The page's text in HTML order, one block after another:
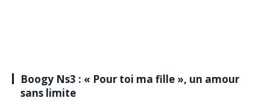
Boogy Ns3 : « Pour toi ma fille », un amour
sans limite